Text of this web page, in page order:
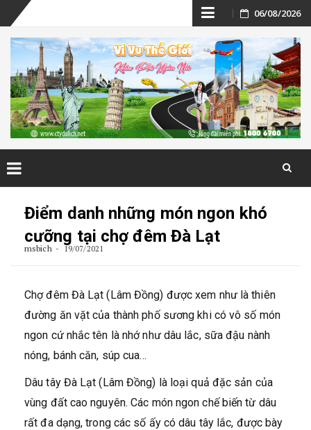
Skip
to
content
06/08/2026
Điểm danh những món ngon khó
cưỡng tại chợ đêm Đà Lạt
msbich 19/07/2021
Chợ đêm Đà Lạt (Lâm Đồng) được xem như là thiên
đường ăn vặt của thành phố sương khi có vô số món
ngon cứ nhắc tên là nhớ như dâu lắc, sữa đậu nành
nóng, bánh căn, súp cua…
Dâu tây Đà Lạt (Lâm Đồng) là loại quả đặc sản của
vùng đất cao nguyên. Các món ngon chế biến từ dâu
rất đa dạng, trong các số ấy có dâu tây lắc, được bày